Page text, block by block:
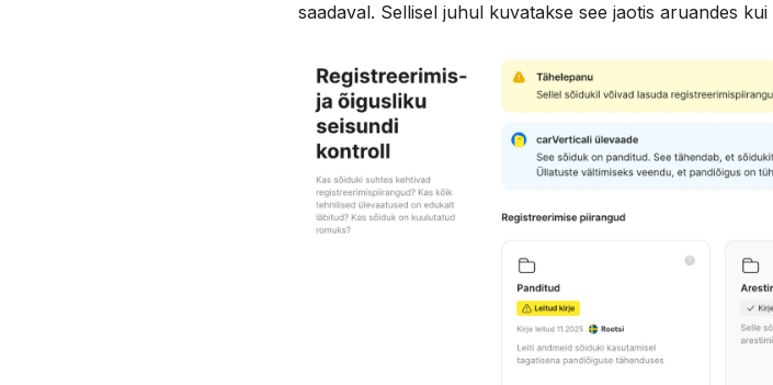
saadaval. Sellisel juhul kuvatakse see jaotis aruandes kui